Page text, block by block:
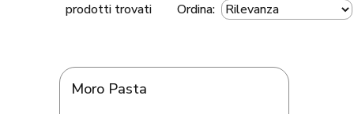
prodotti trovati Ordina:
Moro Pasta